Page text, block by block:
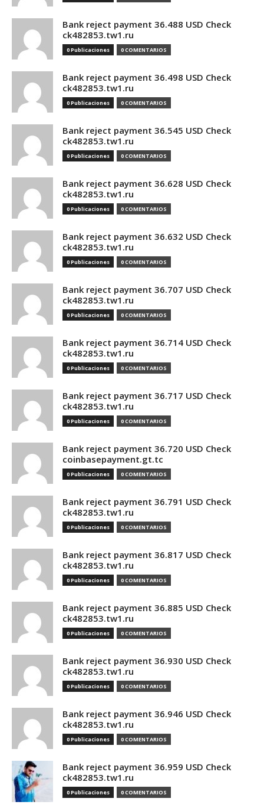
Bank reject payment 36.488 USD Check
ck482853.tw1.ru
0 Publicaciones 0 COMENTARIOS
Bank reject payment 36.498 USD Check
ck482853.tw1.ru
0 Publicaciones 0 COMENTARIOS
Bank reject payment 36.545 USD Check
ck482853.tw1.ru
0 Publicaciones 0 COMENTARIOS
Bank reject payment 36.628 USD Check
ck482853.tw1.ru
0 Publicaciones 0 COMENTARIOS
Bank reject payment 36.632 USD Check
ck482853.tw1.ru
0 Publicaciones 0 COMENTARIOS
Bank reject payment 36.707 USD Check
ck482853.tw1.ru
0 Publicaciones 0 COMENTARIOS
Bank reject payment 36.714 USD Check
ck482853.tw1.ru
0 Publicaciones 0 COMENTARIOS
Bank reject payment 36.717 USD Check
ck482853.tw1.ru
0 Publicaciones 0 COMENTARIOS
Bank reject payment 36.720 USD Check
coinbasepayment.gt.tc
0 Publicaciones 0 COMENTARIOS
Bank reject payment 36.791 USD Check
ck482853.tw1.ru
0 Publicaciones 0 COMENTARIOS
Bank reject payment 36.817 USD Check
ck482853.tw1.ru
0 Publicaciones 0 COMENTARIOS
Bank reject payment 36.885 USD Check
ck482853.tw1.ru
0 Publicaciones 0 COMENTARIOS
Bank reject payment 36.930 USD Check
ck482853.tw1.ru
0 Publicaciones 0 COMENTARIOS
Bank reject payment 36.946 USD Check
ck482853.tw1.ru
0 Publicaciones 0 COMENTARIOS
Bank reject payment 36.959 USD Check
ck482853.tw1.ru
0 Publicaciones 0 COMENTARIOS